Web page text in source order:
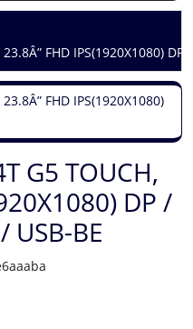
FHD IPS(1920X1080)
G5 TOUCH,
DP /
USB-BE